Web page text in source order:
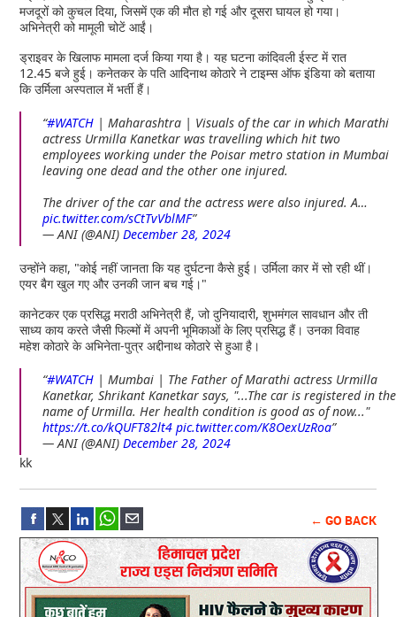
मजदूरों को कुचल दिया, जिसमें एक की मौत हो गई और दूसरा घायल हो गया।
अभिनेत्री को मामूली चोटें आईं।
ड्राइवर के खिलाफ मामला दर्ज किया गया है। यह घटना कांदिवली ईस्ट में रात
12.45 बजे हुई। कनेतकर के पति आदिनाथ कोठारे ने टाइम्स ऑफ इंडिया को बताया
कि उर्मिला अस्पताल में भर्ती हैं।
#WATCH | Maharashtra | Visuals of the car in which Marathi
actress Urmilla Kanetkar was travelling which hit two
employees working under the Poisar metro station in Mumbai
leaving one dead and the other one injured.
The driver of the car and the actress were also injured. A…
pic.twitter.com/sCtTvVblMF
— ANI (@ANI)December 28, 2024
उन्होंने कहा, "कोई नहीं जानता कि यह दुर्घटना कैसे हुई। उर्मिला कार में सो रही थीं।
एयर बैग खुल गए और उनकी जान बच गई।"
कानेटकर एक प्रसिद्ध मराठी अभिनेत्री हैं, जो दुनियादारी, शुभमंगल सावधान और ती
साध्य काय करते जैसी फिल्मों में अपनी भूमिकाओं के लिए प्रसिद्ध हैं। उनका विवाह
महेश कोठारे के अभिनेता-पुत्र अद्दीनाथ कोठारे से हुआ है।
#WATCH | Mumbai | The Father of Marathi actress Urmilla
Kanetkar, Shrikant Kanetkar says, "...The car is registered in the
name of Urmilla. Her health condition is good as of now..."
https://t.co/kQUFT82lt4 pic.twitter.com/K8OexUzRoa
— ANI (@ANI)December 28, 2024
kk
← GO BACK